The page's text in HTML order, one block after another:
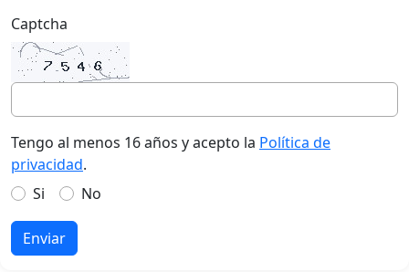
Captcha
Tengo al menos 16 años y acepto la Política de
privacidad.
Si
No
Enviar